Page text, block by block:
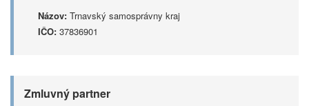
Názov: Trnavský samosprávny kraj
IČO: 37836901
Zmluvný partner